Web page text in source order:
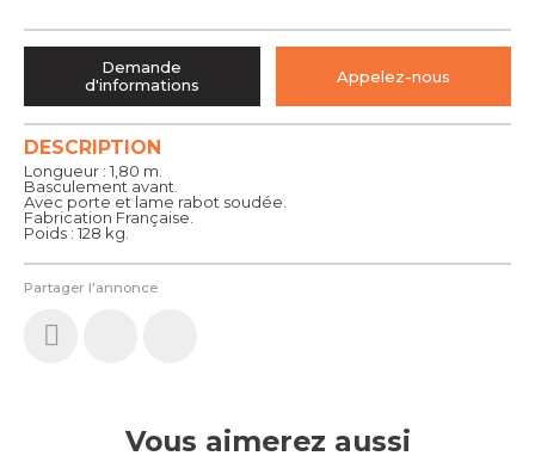
Partager l'annonce
DESCRIPTION
Longueur : 1,80 m.
Basculement avant.
Avec porte et lame rabot soudée.
Fabrication Française.
Poids : 128 kg.
Demande
d'informations
Appelez-nous
Vous aimerez aussi